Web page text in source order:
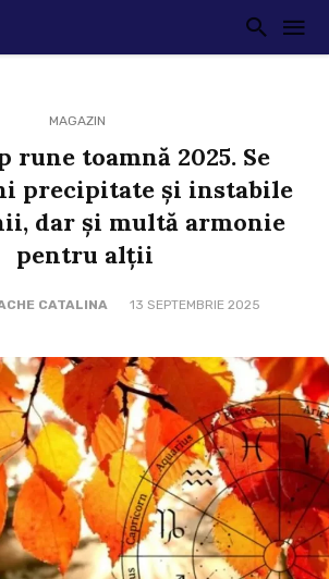
MAGAZIN
rune toamnă 2025. Se
precipitate şi instabile
dar şi multă armonie
pentru alţii
CATALINA 13 SEPTEMBRIE 2025